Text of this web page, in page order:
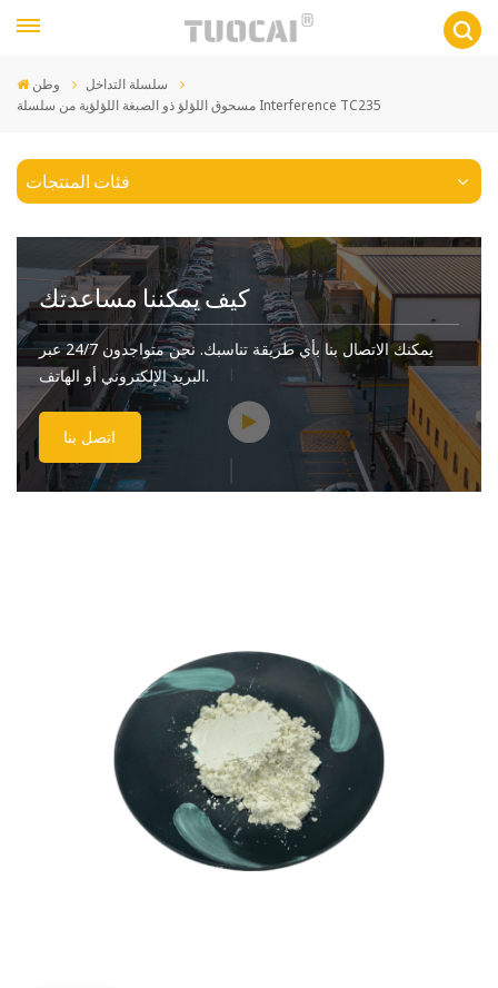
وطن
سلسلة التداخل
مسحوق اللؤلؤ ذو الصبغة اللؤلؤية من سلسلة Interference TC235
فئات المنتجات
كيف يمكننا مساعدتك
يمكنك الاتصال بنا بأي طريقة تناسبك. نحن متواجدون 24/7 عبر
البريد الإلكتروني أو الهاتف.
اتصل بنا